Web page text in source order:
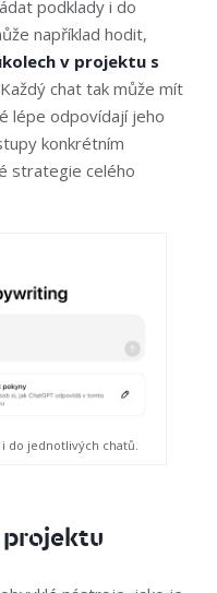
podklady i do
například hodit,
v projektu s
chat tak může mít
lépe odpovídají jeho
konkrétním
strategie celého
do jednotlivých chatů.
projektu